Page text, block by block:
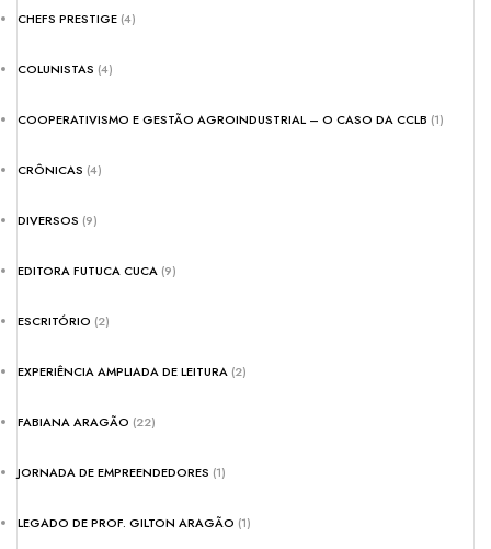
CHEFS PRESTIGE (4)
COLUNISTAS (4)
COOPERATIVISMO E GESTÃO AGROINDUSTRIAL – O CASO DA CCLB (1)
CRÔNICAS (4)
DIVERSOS (9)
EDITORA FUTUCA CUCA (9)
ESCRITÓRIO (2)
EXPERIÊNCIA AMPLIADA DE LEITURA (2)
FABIANA ARAGÃO (22)
JORNADA DE EMPREENDEDORES (1)
LEGADO DE PROF. GILTON ARAGÃO (1)